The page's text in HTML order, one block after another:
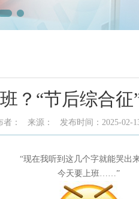
？“节后综合征
者： 来源： 发布时间：2025-02-
“现在我听到 这几个字就能哭出
今天要上班……”